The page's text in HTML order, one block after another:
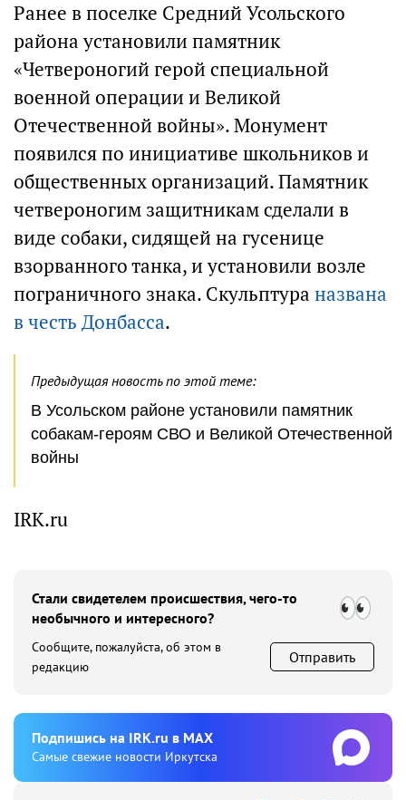
Ранее в поселке Средний Усольского
района установили памятник
«Четвероногий герой специальной
военной операции и Великой
Отечественной войны». Монумент
появился по инициативе школьников и
общественных организаций. Памятник
четвероногим защитникам сделали в
виде собаки, сидящей на гусенице
взорванного танка, и установили возле
пограничного знака. Скульптура названа
в честь Донбасса.
Предыдущая новость по этой теме:
В Усольском районе установили памятник
собакам-героям СВО и Великой Отечественной
войны
IRK.ru
Стали свидетелем происшествия, чего-то
необычного и интересного?
Сообщите, пожалуйста, об этом в
редакцию
Отправить
Подпишиcь на IRK.ru в MAX
Cамые свежие новости Иркутска